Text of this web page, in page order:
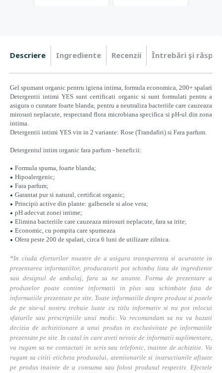
Descriere Ingrediente Recenzii Întrebări şi
Gel spumant organic pentru igiena intima, formula economica, 200+ spalari
Detergentii intimi YES sunt certificati organic si sunt formulati pentru a
asigura o curatare foarte blanda, pentru a neutraliza bacteriile care cauzeaza
mirosuri neplacute, respectand flora microbiana specifica si pH-ul din zona
intima.
Detergentii intimi YES vin in 2 variante: Rose (Trandafiri) si Fara parfum.
Detergentul intim organic fara parfum - beneficii:
Formula spuma, foarte blanda;
Hipoalergenic;
Fara parfum;
Garantat pur si natural, certificat organic;
Principii active din plante: galbenele si aloe vera;
pH adecvat zonei intime;
Elimina bacteriile care cauzeaza mirosuri neplacute, fara sa irite;
Economic, cu pompita care spumeaza
Ofera peste 200 de spalari, circa 6 luni de utilizare zilnica.
*In ciuda eforturilor noastre de a asigura transparenta si acuratete in
prezentarea informatiilor, producatorii pot schimba lista de ingrediente
sau designul de ambalaj, fara sa ne anunte. Forma de prezentare a
produselor poate contine informatii in plus sau schimbate fata de
informatiile prezentate pe site. Toate informatiile despre produse si pozele
de pe site-ul nostru trebuie luate cu titlu informativ si nu pot inlocui
sfaturile sau prescriptiile unui medic. Va recomandam sa nu va bazati
decizia de achizitionare a unui produs in exclusivitate pe informatiile
prezentate pe site. In cazul in care aveti nevoie de informatii suplimentare,
va rugam sa ne contactati in scris sau telefonic, inainte de achizitie. Va
rugam sa cititi eticheta produsului, atentionarile si instructiunile afisate
pe produs inainte de a consuma sau folosi produsul respectiv. Efectele